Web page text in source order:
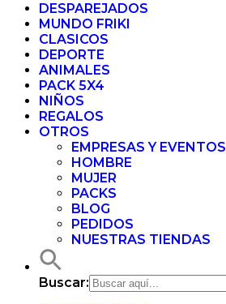
DESPAREJADOS
MUNDO FRIKI
CLASICOS
DEPORTE
ANIMALES
PACK 5X4
NIÑOS
REGALOS
OTROS
EMPRESAS Y EVENTOS
HOMBRE
MUJER
PACKS
BLOG
PEDIDOS
NUESTRAS TIENDAS
Buscar: